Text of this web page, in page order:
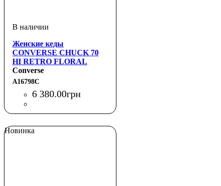
Женские кеды
CONVERSE CHUCK 70
HI RETRO FLORAL
Converse
A16798C
6 380.00грн
Новинка